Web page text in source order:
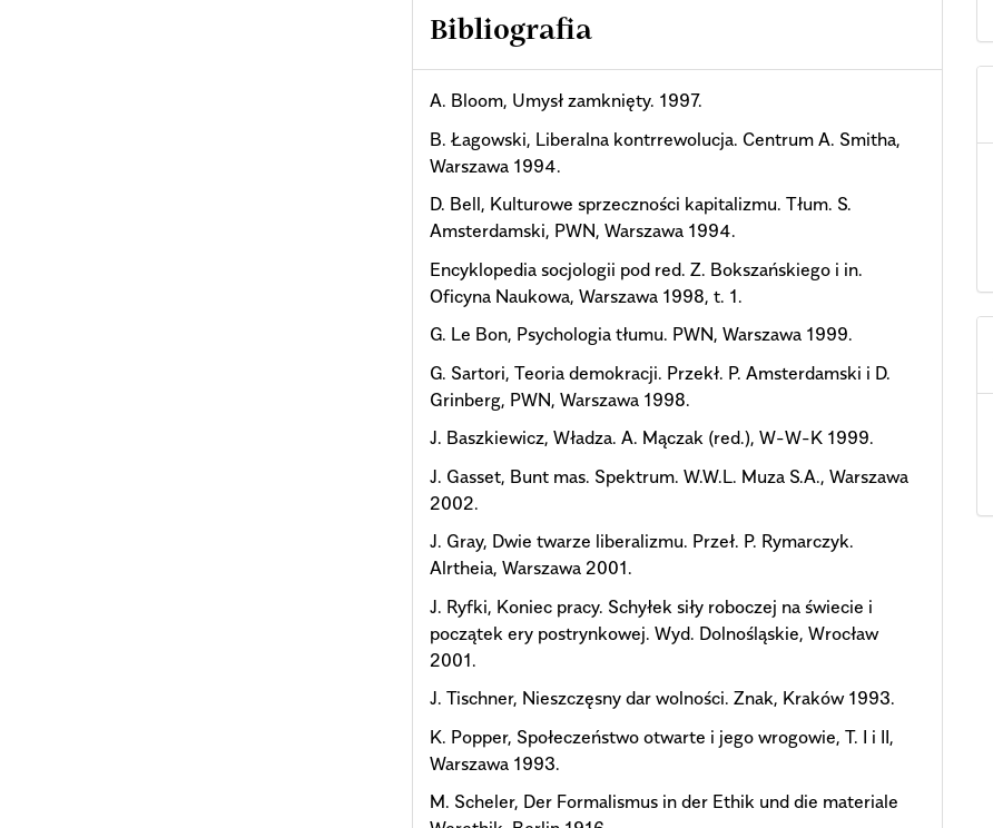
Bibliografia
A. Bloom, Umysł zamknięty. 1997.
B. Łagowski, Liberalna kontrrewolucja. Centrum A. Smitha,
Warszawa 1994.
D. Bell, Kulturowe sprzeczności kapitalizmu. Tłum. S.
Amsterdamski, PWN, Warszawa 1994.
Encyklopedia socjologii pod red. Z. Bokszańskiego i in.
Oficyna Naukowa, Warszawa 1998, t. 1.
G. Le Bon, Psychologia tłumu. PWN, Warszawa 1999.
G. Sartori, Teoria demokracji. Przekł. P. Amsterdamski i D.
Grinberg, PWN, Warszawa 1998.
J. Baszkiewicz, Władza. A. Mączak (red.), W-W-K 1999.
J. Gasset, Bunt mas. Spektrum. W.W.L. Muza S.A., Warszawa
2002.
J. Gray, Dwie twarze liberalizmu. Przeł. P. Rymarczyk.
Alrtheia, Warszawa 2001.
J. Ryfki, Koniec pracy. Schyłek siły roboczej na świecie i
początek ery postrynkowej. Wyd. Dolnośląskie, Wrocław
2001.
J. Tischner, Nieszczęsny dar wolności. Znak, Kraków 1993.
K. Popper, Społeczeństwo otwarte i jego wrogowie, T. I i II,
Warszawa 1993.
M. Scheler, Der Formalismus in der Ethik und die materiale